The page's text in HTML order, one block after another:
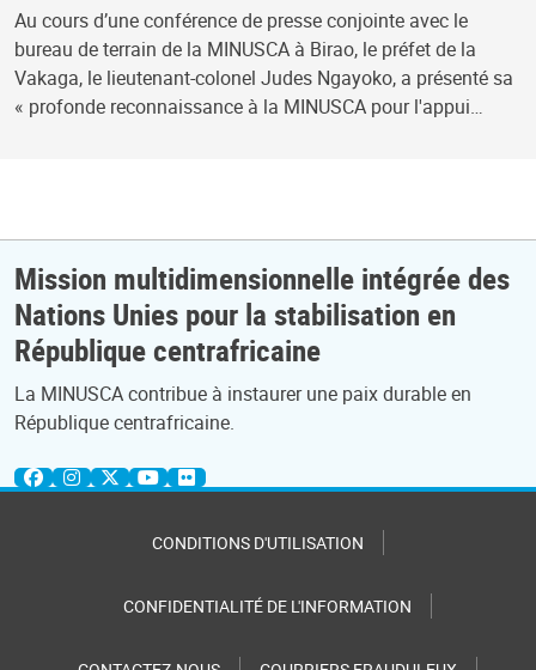
Au cours d’une conférence de presse conjointe avec le
bureau de terrain de la MINUSCA à Birao, le préfet de la
Vakaga, le lieutenant-colonel Judes Ngayoko, a présenté sa
« profonde reconnaissance à la MINUSCA pour l'appui…
Mission multidimensionnelle intégrée des
Nations Unies pour la stabilisation en
République centrafricaine
La MINUSCA contribue à instaurer une paix durable en
République centrafricaine.
CONDITIONS D'UTILISATION
CONFIDENTIALITÉ DE L'INFORMATION